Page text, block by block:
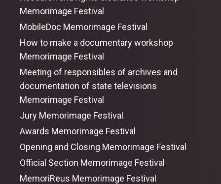
Memorimage Festival
MobileDoc Memorimage Festival
How to make a documentary workshop
Memorimage Festival
Meeting of responsibles of archives and
documentation of state televisions
Memorimage Festival
Jury Memorimage Festival
Awards Memorimage Festival
Opening and Closing Memorimage Festival
Official Section Memorimage Festival
MemoriReus Memorimage Festival